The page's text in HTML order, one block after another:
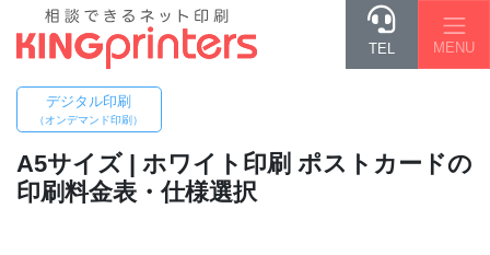
TEL MENU
デジタル印刷
（オンデマンド印刷）
A5サイズ | ホワイト印刷 ポストカードの
印刷料金表・仕様選択